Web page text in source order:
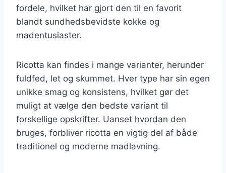
fordele, hvilket har gjort den til en favorit
blandt sundhedsbevidste kokke og
madentusiaster.
Ricotta kan findes i mange varianter, herunder
fuldfed, let og skummet. Hver type har sin egen
unikke smag og konsistens, hvilket gør det
muligt at vælge den bedste variant til
forskellige opskrifter. Uanset hvordan den
bruges, forbliver ricotta en vigtig del af både
traditionel og moderne madlavning.